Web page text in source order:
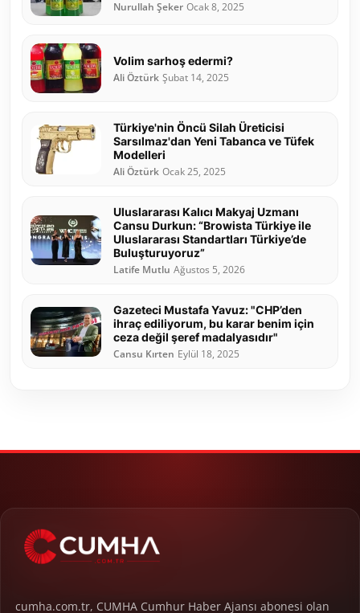
Nurullah Şeker Ocak 8, 2025
Volim sarhoş edermi?
Ali Öztürk Şubat 14, 2025
Türkiye'nin Öncü Silah Üreticisi
Sarsılmaz'dan Yeni Tabanca ve Tüfek
Modelleri
Ali Öztürk Ocak 25, 2025
Uluslararası Kalıcı Makyaj Uzmanı
Cansu Durkun: “Browista Türkiye ile
Uluslararası Standartları Türkiye’de
Buluşturuyoruz”
Latife Mutlu Ağustos 5, 2026
Gazeteci Mustafa Yavuz: "CHP’den
ihraç ediliyorum, bu karar benim için
ceza değil şeref madalyasıdır"
Cansu Kırten Eylül 18, 2025
cumha.com.tr, CUMHA Cumhur Haber Ajansı abonesi olan